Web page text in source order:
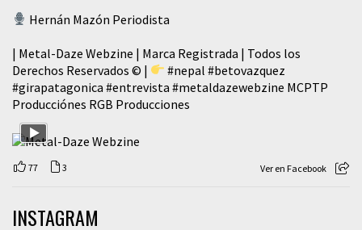
Hernán Mazón Periodista
| Metal-Daze Webzine | Marca Registrada | Todos los
Derechos Reservados © |
#nepal #betovazquez
#girapatagonica #entrevista #metaldazewebzine MCPTP
Producciónes RGB Producciones
77 3 Ver en Facebook
INSTAGRAM